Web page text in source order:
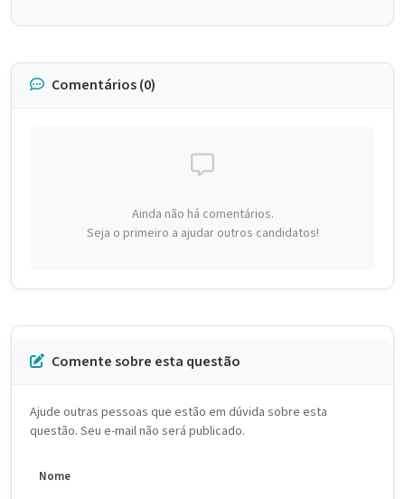
Comentários (0)
Ainda não há comentários.
Seja o primeiro a ajudar outros candidatos!
Comente sobre esta questão
Ajude outras pessoas que estão em dúvida sobre esta
questão. Seu e-mail não será publicado.
Nome